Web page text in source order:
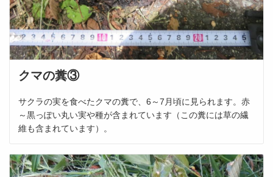
クマの糞③
サクラの実を食べたクマの糞で、6～7月頃に見られます。赤
～黒っぽい丸い実や種が含まれています（この糞には草の繊
維も含まれています）。